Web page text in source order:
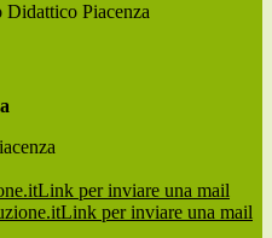
Didattico Piacenza
Link per inviare una mail
Link per inviare una mail